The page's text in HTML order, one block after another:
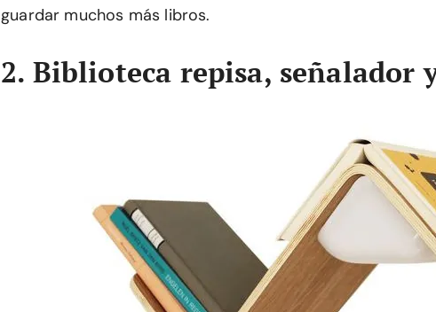
guardar muchos más libros.
2. Biblioteca repisa, señalador